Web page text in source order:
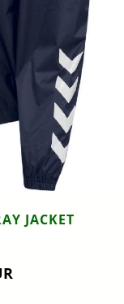
JACKET